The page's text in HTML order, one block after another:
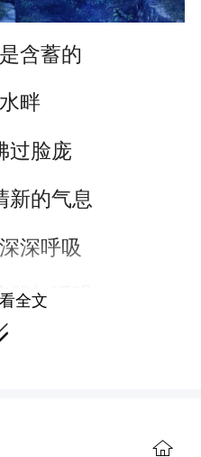
含蓄的
畔
过脸庞
新的气息
深呼吸
嚣与浮躁
中悄然消融
全文